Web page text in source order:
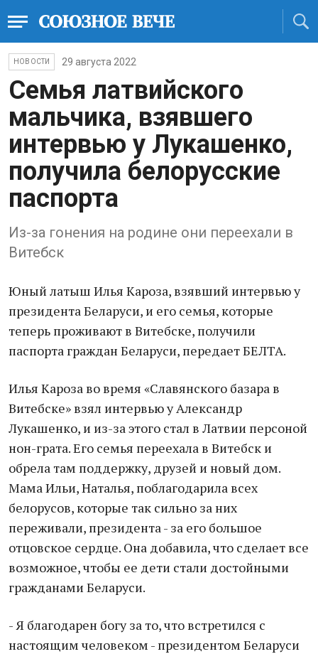
НОВОСТИ 29 августа 2022
Семья латвийского
мальчика, взявшего
интервью у Лукашенко,
получила белорусские
паспорта
Из-за гонения на родине они переехали в
Витебск
Юный латыш Илья Кароза, взявший интервью у
президента Беларуси, и его семья, которые
теперь проживают в Витебске, получили
паспорта граждан Беларуси, передает БЕЛТА.
Илья Кароза во время «Славянского базара в
Витебске» взял интервью у Александр
Лукашенко, и из-за этого стал в Латвии персоной
нон-грата. Его семья переехала в Витебск и
обрела там поддержку, друзей и новый дом.
Мама Ильи, Наталья, поблагодарила всех
белорусов, которые так сильно за них
переживали, президента - за его большое
отцовское сердце. Она добавила, что сделает все
возможное, чтобы ее дети стали достойными
гражданами Беларуси.
- Я благодарен богу за то, что встретился с
настоящим человеком - президентом Беларуси